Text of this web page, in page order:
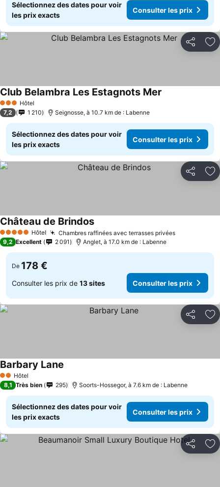
Sélectionnez des dates pour voir
les prix exacts
Consulter les prix
Partager
3 ÉtoilesHôtel
Club Belambra Les Estagnots Mer
7,2 1 210 Seignosse, à 10.7 km de : Labenne
Sélectionnez des dates pour voir
les prix exacts
Consulter les prix
Partager
5 Étoiles Hôtel Chambres raffinées avec terrasses privées
Château de Brindos
9,2 Excellent 2 091 Anglet, à 17.0 km de : Labenne
De 178 €
Consulter les prix de 13 sites Consulter les prix
Partager
2 Étoiles
Hôtel
Barbary Lane
8,1 Très bien 295 Soorts-Hossegor, à 7.6 km de : Labenne
Sélectionnez des dates pour voir
les prix exacts
Consulter les prix
Partager